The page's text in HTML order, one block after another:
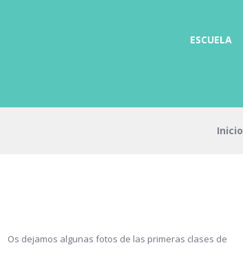
ESCUELA
Inicio
Os dejamos algunas fotos de las primeras clases de